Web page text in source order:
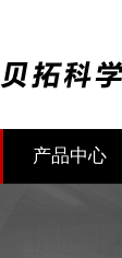
产品中心